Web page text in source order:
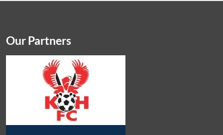
Our Partners